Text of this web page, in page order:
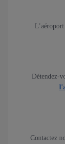
Détendez-
Contactez